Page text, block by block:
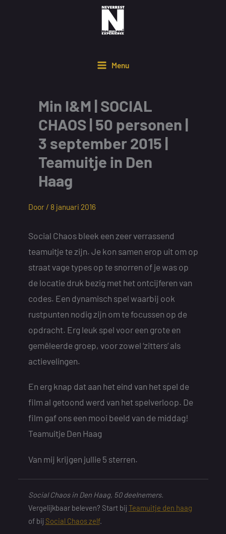
Menu
Min I&M | SOCIAL
CHAOS | 50 personen |
3 september 2015 |
Teamuitje in Den
Haag
Door / 8 januari 2016
Social Chaos bleek een zeer verrassend
teamuitje te zijn. Je kon samen erop uit om op
straat vage types op te snorren of je was op
de locatie druk bezig met het ontcijferen van
codes. Een dynamisch spel waarbij ook
rustpunten nodig zijn om te focussen op de
opdracht. Erg leuk spel voor een grote en
gemêleerde groep, voor zowel ‘zitters’ als
actievelingen.
En erg knap dat aan het eind van het spel de
film al getoond werd van het spelverloop. De
film gaf ons een mooi beeld van de middag!
Teamuitje Den Haag
Van mij krijgen jullie 5 sterren.
Social Chaos in Den Haag, 50 deelnemers.
Vergelijkbaar beleven? Start bij Teamuitje den haag
of bij Social Chaos zelf.